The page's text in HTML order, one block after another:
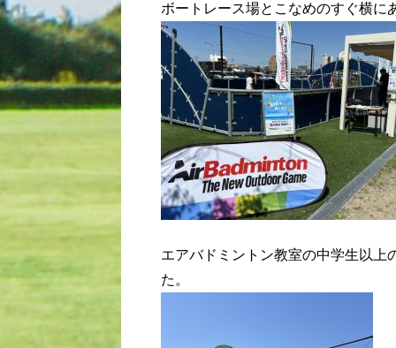
ボートレース場とこなめのすぐ横に
エアバドミントン教室の中学生以上
た。